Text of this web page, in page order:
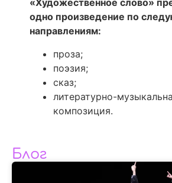
«Художественное слово»
одно произведение по
направлениям:
проза;
поэзия;
сказ;
литературно-
композиция.
Блог